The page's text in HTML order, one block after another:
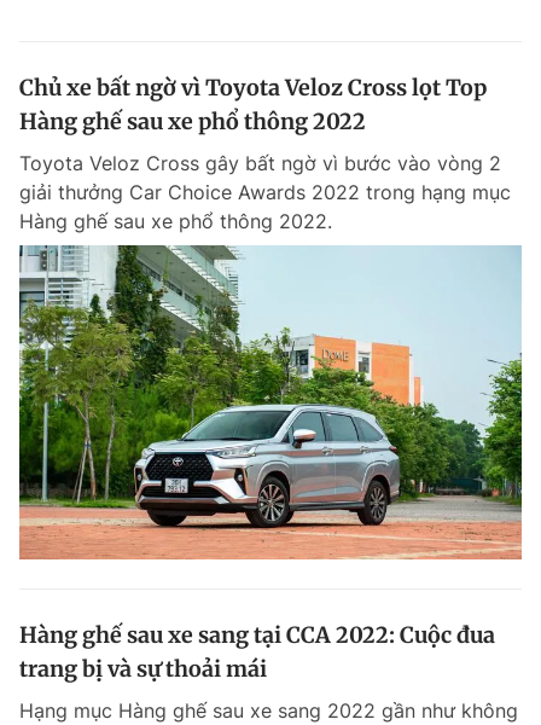
Chủ xe bất ngờ vì Toyota Veloz Cross lọt Top
Hàng ghế sau xe phổ thông 2022
Toyota Veloz Cross gây bất ngờ vì bước vào vòng 2
giải thưởng Car Choice Awards 2022 trong hạng mục
Hàng ghế sau xe phổ thông 2022.
Hàng ghế sau xe sang tại CCA 2022: Cuộc đua
trang bị và sự thoải mái
Hạng mục Hàng ghế sau xe sang 2022 gần như không